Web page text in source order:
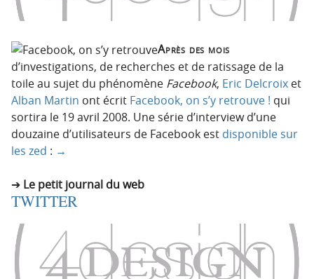
Après des mois
d’investigations, de recherches et de ratissage de la
toile au sujet du phénomène Facebook, Eric Delcroix et
Alban Martin ont écrit Facebook, on s’y retrouve ! qui
sortira le 19 avril 2008. Une série d’interview d’une
douzaine d’utilisateurs de Facebook est disponible sur
les zed : →
Le petit journal du web
TWITTER